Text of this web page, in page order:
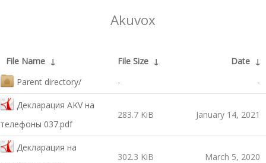
Akuvox
File Name ↓ File Size ↓ Date ↓
Parent directory/
- -
Декларация AKV на
телефоны 037.pdf
283.7 KiB January 14, 2021
Декларация на
302.3 KiB March 5, 2020